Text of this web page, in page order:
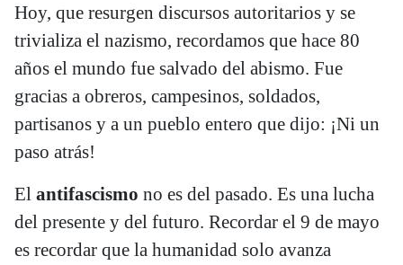
Hoy, que resurgen discursos autoritarios y se
trivializa el nazismo, recordamos que hace 80
años el mundo fue salvado del abismo. Fue
gracias a obreros, campesinos, soldados,
partisanos y a un pueblo entero que dijo: ¡Ni un
paso atrás!
El antifascismo no es del pasado. Es una lucha
del presente y del futuro. Recordar el 9 de mayo
es recordar que la humanidad solo avanza